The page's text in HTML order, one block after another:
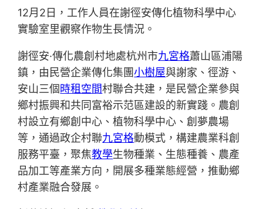
12月2日，工作人員在謝徑安傳化植物科學中心
實驗室里觀察作物生長情況。
謝徑安·傳化農創村地處杭州市九宮格蕭山區浦陽
鎮，由民營企業傳化集團小樹屋與謝家、徑游、
安山三個時租空間村聯合共建，是民營企業參與
鄉村振興和共同富裕示范區建設的新實踐。農創
村設立有鄉創中心、植物科學中心、創夢農場
等，通過政企村聯九宮格動模式，構建農業科創
服務平臺，聚焦教學生物種業、生態種養、農產
品加工等產業方向，開展多種業態經營，推動鄉
村產業融合發展。